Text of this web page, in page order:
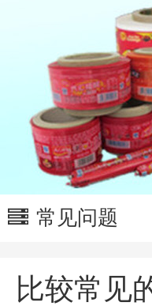
常见问题
比较常见